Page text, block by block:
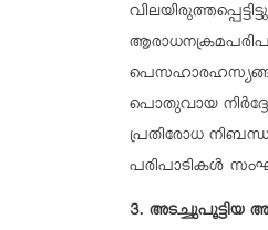
പൊതുവായ
പ്രതിരോധ
പരിപാടികൾ
3. അടച്ചുപൂട്ടിയ